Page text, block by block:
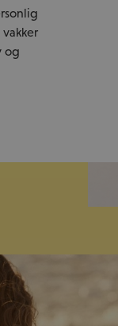
og